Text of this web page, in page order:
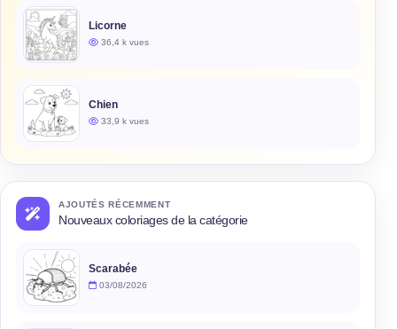
Licorne
36,4 k vues
Chien
33,9 k vues
AJOUTÉS RÉCEMMENT
Nouveaux coloriages de la catégorie
Scarabée
03/08/2026